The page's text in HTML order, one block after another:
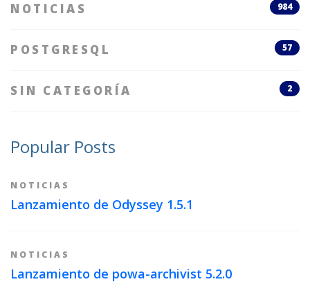
NOTICIAS 984
POSTGRESQL 57
SIN CATEGORÍA 2
Popular Posts
NOTICIAS
Lanzamiento de Odyssey 1.5.1
NOTICIAS
Lanzamiento de powa-archivist 5.2.0